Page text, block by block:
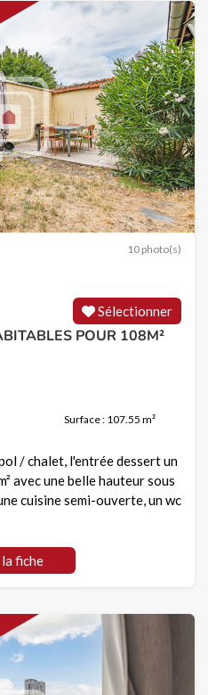
10 photo(s)
Sélectionner
POUR 108M²
Surface : 107.55 m²
/ chalet, l'entrée dessert un
avec une belle hauteur sous
cuisine semi-ouverte, un wc
fiche